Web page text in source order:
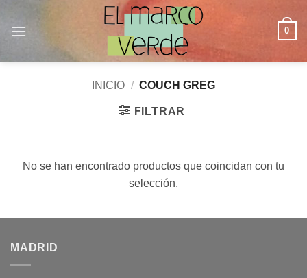
0
INICIO / COUCH GREG
FILTRAR
No se han encontrado productos que coincidan con tu
selección.
MADRID